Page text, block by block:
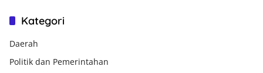
Kategori
Daerah
Politik dan Pemerintahan